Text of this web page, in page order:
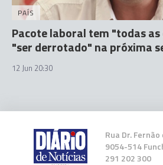
PAÍS
Pacote laboral tem "todas
"ser derrotado" na próxima
12 Jun 20:30
Rua Dr.
9054-514
291 202 300